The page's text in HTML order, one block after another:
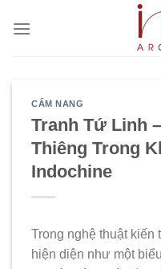
qua
CẨM NANG
Tranh Tứ Linh
Thiêng Trong
Indochine
Trong nghệ thuật kiến
hiện diện như một